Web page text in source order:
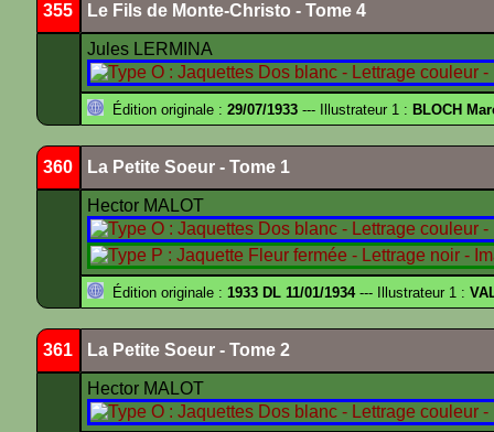
355 Le Fils de Monte-Christo - Tome 4
Jules LERMINA
Édition originale : 29/07/1933 --- Illustrateur 1 : BLOCH
360 La Petite Soeur - Tome 1
Hector MALOT
Édition originale : 1933 DL 11/01/1934--- Illustrateur 1 :
361 La Petite Soeur - Tome 2
Hector MALOT